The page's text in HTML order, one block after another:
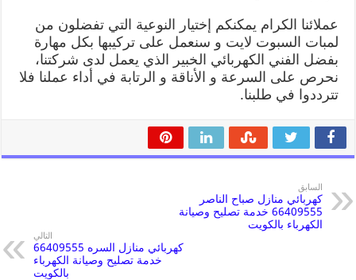
عملائنا الكرام يمكنكم إختيار النوعية التي تفضلون من
لمبات السبوت لايت و سنعمل على تركيبها بكل مهارة
بفضل الفني الكهربائي الخبير الذي يعمل لدى شركتنا،
نحرص على السرعة و الأناقة و الرتابة في أداء عملنا فلا
تترددوا في طلبنا.
السابق
كهربائي منازل صباح الناصر
66409555 خدمة تصليح وصيانة
الكهرباء بالكويت
التالي
كهربائي منازل السره 66409555
خدمة تصليح وصيانة الكهرباء
بالكويت